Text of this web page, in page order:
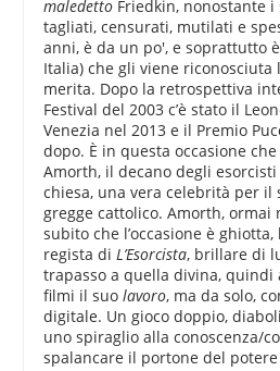
maledetto Friedkin, nonostante
tagliati, censurati, mutilati e
anni, è da un po', e soprattutto
Italia) che gli viene riconosciuta
merita. Dopo la retrospettiva
Festival del 2003 c’è stato il
Venezia nel 2013 e il Premio
dopo. È in questa occasione
Amorth, il decano degli
chiesa, una vera celebrità per il
gregge cattolico. Amorth, ormai
subito che l’occasione è ghiotta,
regista diL’Esorcista, brillare di
trapasso a quella divina, quindi
filmi il suolavoro, ma da solo,
digitale. Un gioco doppio,
uno spiraglio alla conoscenza/
spalancare il portone del